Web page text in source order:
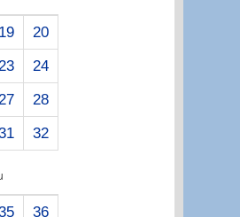
19
20
24
28
32
36